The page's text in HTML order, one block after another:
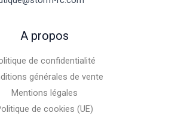
A propos
de confidentialité
générales de vente
Mentions légales
de cookies (UE)